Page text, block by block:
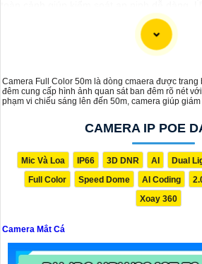
Mắt Cá rất đa dạng, từ giám sát gia đình,
nhà kho, bãi đậu xe, quán cà phê, v.v.
và bảo vệ tài sản một cách hiệu quả và tiện
Camera Full Color 50m là dòng cmaera được trang
đêm cung cấp hình ảnh quan sát ban đêm rõ nét
phạm vi chiếu sáng lên đến 50m, camera giúp
CAMERA IP POE
Mic Và Loa IP66 3D DNR AI Dual
Full Color
Speed Dome AI Coding
Xoay 360
Camera Mắt Cá